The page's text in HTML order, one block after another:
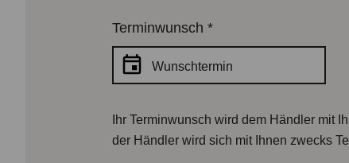
Terminwunsch*
Wunschtermin
Ihr Terminwunsch wird dem Händler mit
der Händler wird sich mit Ihnen zwecks